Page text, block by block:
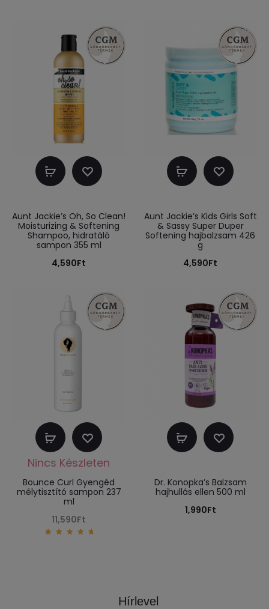
Kosárba
Aunt Jackie’s Oh, So Clean!
Moisturizing & Softening
Shampoo, hidratáló
sampon 355 ml
4,590Ft
Kosárba
Aunt Jackie’s Kids Girls Soft
& Sassy Super Duper
Softening hajbalzsam 426
g
4,590Ft
Tovább
olvasom
Bounce Curl Gyengéd
mélytisztító sampon 237
ml
11,590Ft
Kosárba
Dr. Konopka’s Balzsam
hajhullás ellen 500 ml
1,990Ft
Hírlevel